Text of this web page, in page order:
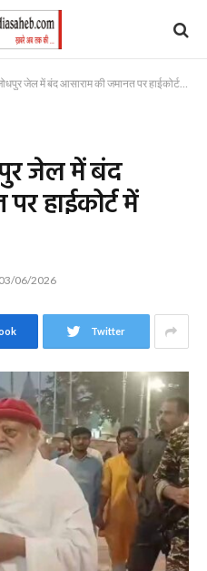
जेल में बंद आसाराम की जमानत पर हाईकोर्ट में सुनवाई जारी
जेल में बंद
हाईकोर्ट में
03/06/2026
Twitter